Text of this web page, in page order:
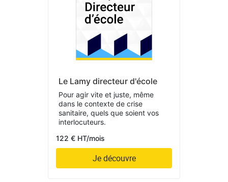
Le Lamy directeur d'école
Pour agir vite et juste, même
dans le contexte de crise
sanitaire, quels que soient vos
interlocuteurs.
122 € HT/mois
Je découvre